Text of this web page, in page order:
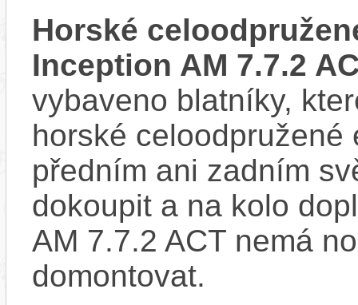
Horské
Inception AM 7.7.2
vybaveno blatníky,
horské
předním ani zadním
dokoupit a na kolo
AM 7.7.2 ACT nemá
domontovat.